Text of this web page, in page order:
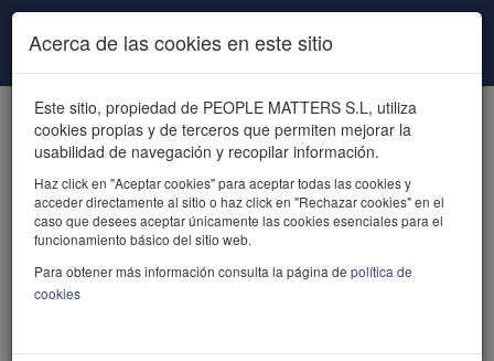
Pasar al contenido principal
powered by talent
Acerca de las cookies en este sitio
Este sitio, propiedad de PEOPLE MATTERS S.L, utiliza
cookies propias y de terceros que permiten mejorar la
usabilidad de navegación y recopilar información.
Haz click en "Aceptar cookies" para aceptar todas las cookies y
acceder directamente al sitio o haz click en "Rechazar cookies" en el
caso que desees aceptar únicamente las cookies esenciales para el
funcionamiento básico del sitio web.
Para obtener más información consulta la página de política de
cookies